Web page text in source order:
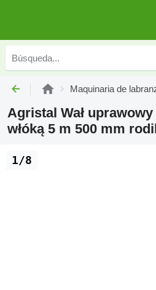
Maquinaria de
Agristal Wał
włóką 5 m 500 mm
1/8